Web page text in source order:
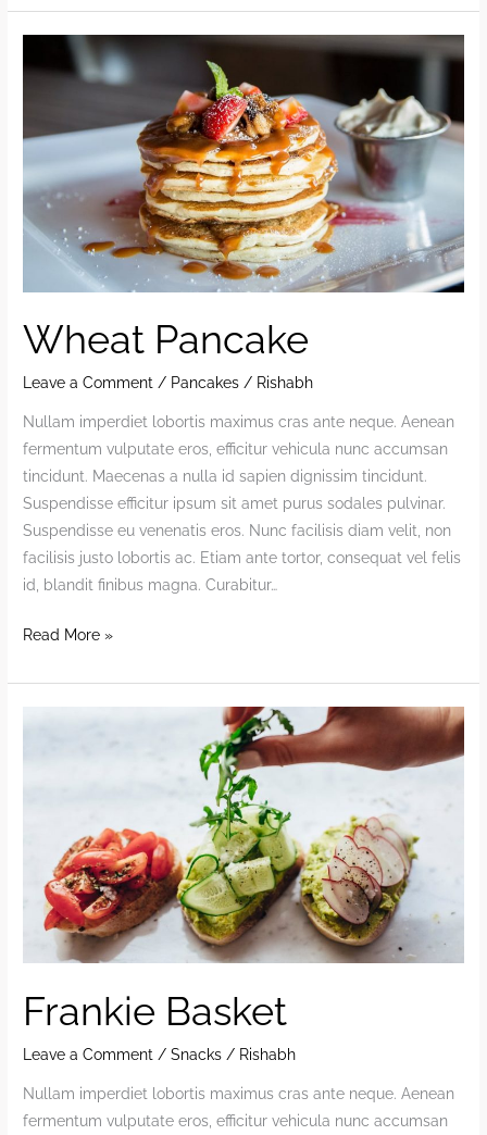
Wheat Pancake
Leave a Comment / Pancakes / Rishabh
Nullam imperdiet lobortis maximus cras ante neque. Aenean
fermentum vulputate eros, efficitur vehicula nunc accumsan
tincidunt. Maecenas a nulla id sapien dignissim tincidunt.
Suspendisse efficitur ipsum sit amet purus sodales pulvinar.
Suspendisse eu venenatis eros. Nunc facilisis diam velit, non
facilisis justo lobortis ac. Etiam ante tortor, consequat vel felis
id, blandit finibus magna. Curabitur…
Wheat
Read More »
Frankie Basket
Leave a Comment /Snacks / Rishabh
Nullam imperdiet lobortis maximus cras ante neque. Aenean
fermentum vulputate eros, efficitur vehicula nunc accumsan